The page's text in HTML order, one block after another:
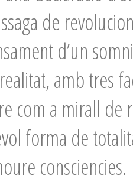
de
d’un
amb tres
com a mirall de
forma de
consciencies.